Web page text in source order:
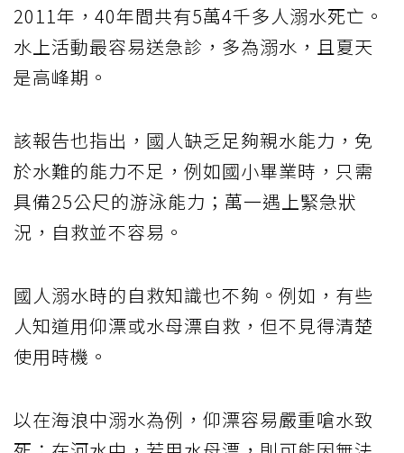
2011年，40年間共有5萬4千多人溺水死亡。
水上活動最容易送急診，多為溺水，且夏天
是高峰期。
該報告也指出，國人缺乏足夠親水能力，免
於水難的能力不足，例如國小畢業時，只需
具備25公尺的游泳能力；萬一遇上緊急狀
況，自救並不容易。
國人溺水時的自救知識也不夠。例如，有些
人知道用仰漂或水母漂自救，但不見得清楚
使用時機。
以在海浪中溺水為例，仰漂容易嚴重嗆水致